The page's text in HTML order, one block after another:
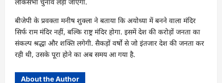
बीजेपी के प्रवक्ता मनीष शुक्ला ने बताया कि अयोध्या में बनने वाला मंदिर
सिर्फ राम मंदिर नहीं, बल्कि राष्ट्र मंदिर होगा. इसमें देश की करोड़ों जनता का
संकल्प श्रद्धा और शक्ति लगेगी. सैकड़ों वर्षो से जो इंतजार देश की जनता कर
रही थी, उसके पूरा होने का अब समय आ गया है.
About the Author